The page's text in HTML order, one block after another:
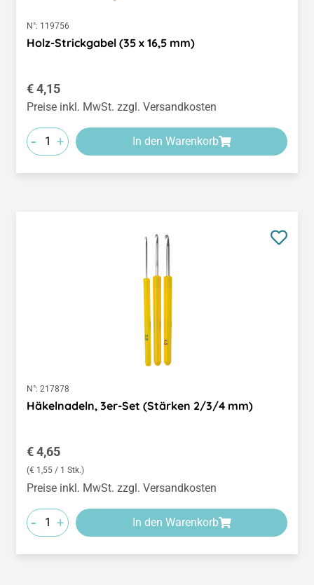
N°: 119756
Holz-Strickgabel (35 x 16,5 mm)
Regulärer Preis:
€ 4,15
Preise inkl. MwSt. zzgl. Versandkosten
- + In den Warenkorb
N°: 217878
Häkelnadeln, 3er-Set (Stärken 2/3/4 mm)
Regulärer Preis:
€ 4,65
(€ 1,55 / 1 Stk.)
Preise inkl. MwSt. zzgl. Versandkosten
- + In den Warenkorb